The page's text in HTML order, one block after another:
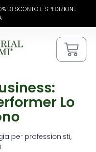
DI SCONTO E SPEDIZIONE
Lo
per professionisti,